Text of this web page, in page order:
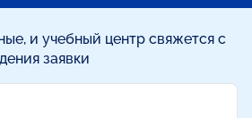
и учебный центр свяжется с
заявки